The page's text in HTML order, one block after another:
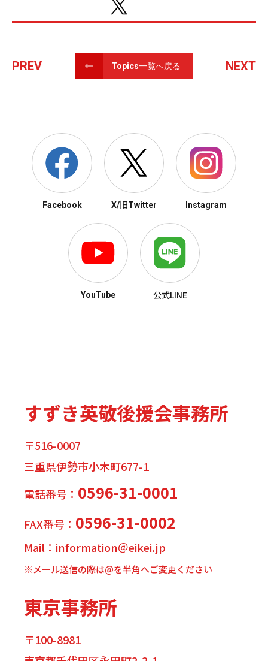
PREV Topics一覧へ戻る NEXT
Facebook X/旧Twitter Instagram
YouTube 公式LINE
すずき英敬後援会事務所
〒516-0007
三重県伊勢市小木町677-1
電話番号： 0596-31-0001
FAX番号： 0596-31-0002
Mail：information＠eikei.jp
※メール送信の際は@を半角へご変更ください
東京事務所
〒100-8981